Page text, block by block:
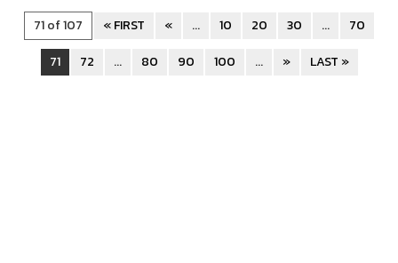
71 of 107 « FIRST « ... 10 20 30 ...
70
71
72 ... 80 90 100 ... » LAST »